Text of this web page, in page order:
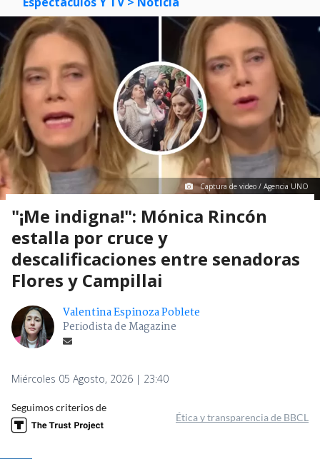
Captura de video / Agencia UNO
"¡Me indigna!": Mónica Rincón
estalla por cruce y
descalificaciones entre senadoras
Flores y Campillai
Valentina Espinoza Poblete
Periodista de Magazine
Miércoles 05 Agosto, 2026 | 23:40
Seguimos criterios de
Ética y transparencia de BBCL